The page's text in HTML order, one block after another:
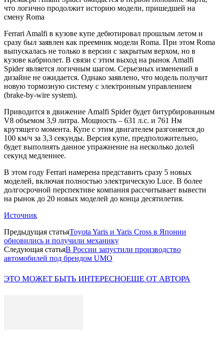
что логично продолжит историю модели, пришедшей на
смену Roma
Ferrari Amalfi в кузове купе дебютировал прошлым летом и
сразу был заявлен как преемник модели Roma. При этом Roma
выпускалась не только в версии с закрытым верхом, но в
кузове кабриолет. В связи с этим выход на рынок Amalfi
Spider является логичным шагом. Серьезных изменений в
дизайне не ожидается. Однако заявлено, что модель получит
новую тормозную систему с электронным управлением
(brake-by-wire system).
Приводится в движение Amalfi Spider будет битурбированным
V8 объемом 3,9 литра. Мощность – 631 л.с. и 761 Нм
крутящего момента. Купе с этим двигателем разгоняется до
100 км/ч за 3,3 секунды. Версия купе, предположительно,
будет выполнять данное упражнение на несколько долей
секунд медленнее.
В этом году Ferrari намерена представить сразу 5 новых
моделей, включая полностью электрическую Luce. В более
долгосрочной перспективе компания рассчитывает вывести
на рынок до 20 новых моделей до конца десятилетия.
Источник
Предыдущая статьяToyota Yaris и Yaris Cross в Японии
обновились и получили механику
Следующая статьяВ России запустили производство
автомобилей под брендом UMO
ЭТО МОЖЕТ БЫТЬ ИНТЕРЕСНОЕЩЕ ОТ АВТОРА